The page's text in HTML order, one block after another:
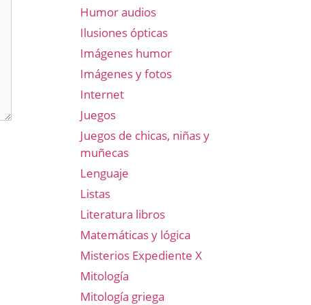
Humor audios
Ilusiones ópticas
Imágenes humor
Imágenes y fotos
Internet
Juegos
Juegos de chicas, niñas y
muñecas
Lenguaje
Listas
Literatura libros
Matemáticas y lógica
Misterios Expediente X
Mitología
Mitología griega